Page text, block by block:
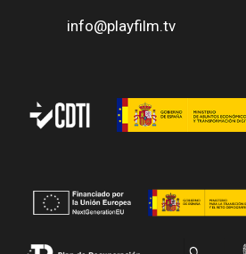
info@playfilm.tv